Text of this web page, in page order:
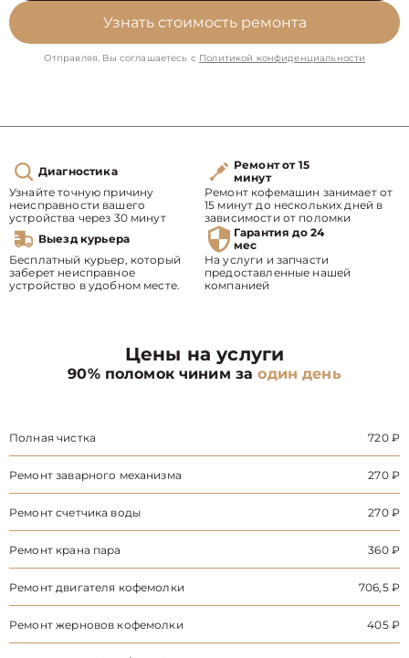
Узнать стоимость ремонта
Отправляя, Вы соглашаетесь с Политикой конфиденциальности
Диагностика
Узнайте точную причину
неисправности вашего
устройства через 30 минут
Ремонт от 15
минут
Ремонт кофемашин занимает от
15 минут до нескольких дней в
зависимости от поломки
Выезд курьера
Бесплатный курьер, который
заберет неисправное
устройство в удобном месте.
Гарантия до 24
мес
На услуги и запчасти
предоставленные нашей
компанией
Цены на услуги
90% поломок чиним заодин день
Полная чистка 720 ₽
Ремонт заварного механизма 270 ₽
Ремонт счетчика воды 270 ₽
Ремонт крана пара 360 ₽
Ремонт двигателя кофемолки 706,5 ₽
Ремонт жерновов кофемолки 405 ₽